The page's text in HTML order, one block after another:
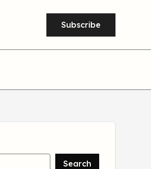
Subscribe
Search